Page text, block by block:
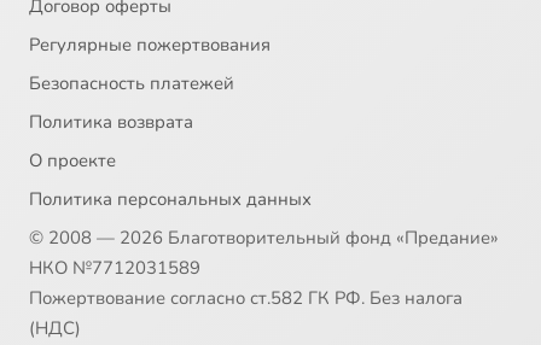
Договор оферты
Регулярные пожертвования
Безопасность платежей
Политика возврата
О проекте
Политика персональных данных
© 2008 — 2026 Благотворительный фонд «Предание»
НКО №7712031589
Пожертвование согласно ст.582 ГК РФ. Без налога
(НДС)